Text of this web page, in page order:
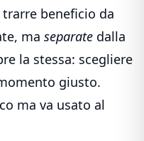
beneficio da
ma separate dalla
la stessa: scegliere
giusto.
ma va usato al